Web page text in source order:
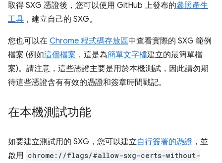
取得 SXG 憑證後，您可以使用 GitHub 上發布的參照產生
工具 ，建立自己的 SXG。
您也可以在 Chrome 程式碼存放區中查看實際的 SXG 範例
檔案 (例如這個檔案 ，這是為簡單文字檔建立的最簡單檔
案)。請注意，這些憑證主要是用於本機測試，因此請勿期
待這些憑證含有有效的憑證和簽章時間戳記。
在本機測試功能
如要建立測試用的 SXG，您可以建立自行簽署的憑證 ，並
啟用 chrome://flags/#allow-sxg-certs-without-